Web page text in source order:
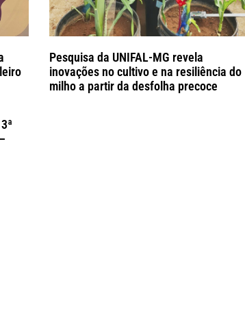
Pesquisa da UNIFAL-MG revela
inovações no cultivo e na resiliência do
milho a partir da desfolha precoce